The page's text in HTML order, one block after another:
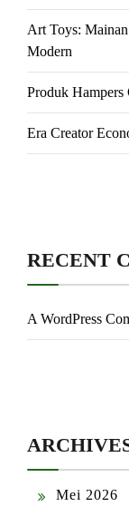
Art Toys:
Modern
Produk
Era Creator
RECENT
A WordPress
Mei 2026